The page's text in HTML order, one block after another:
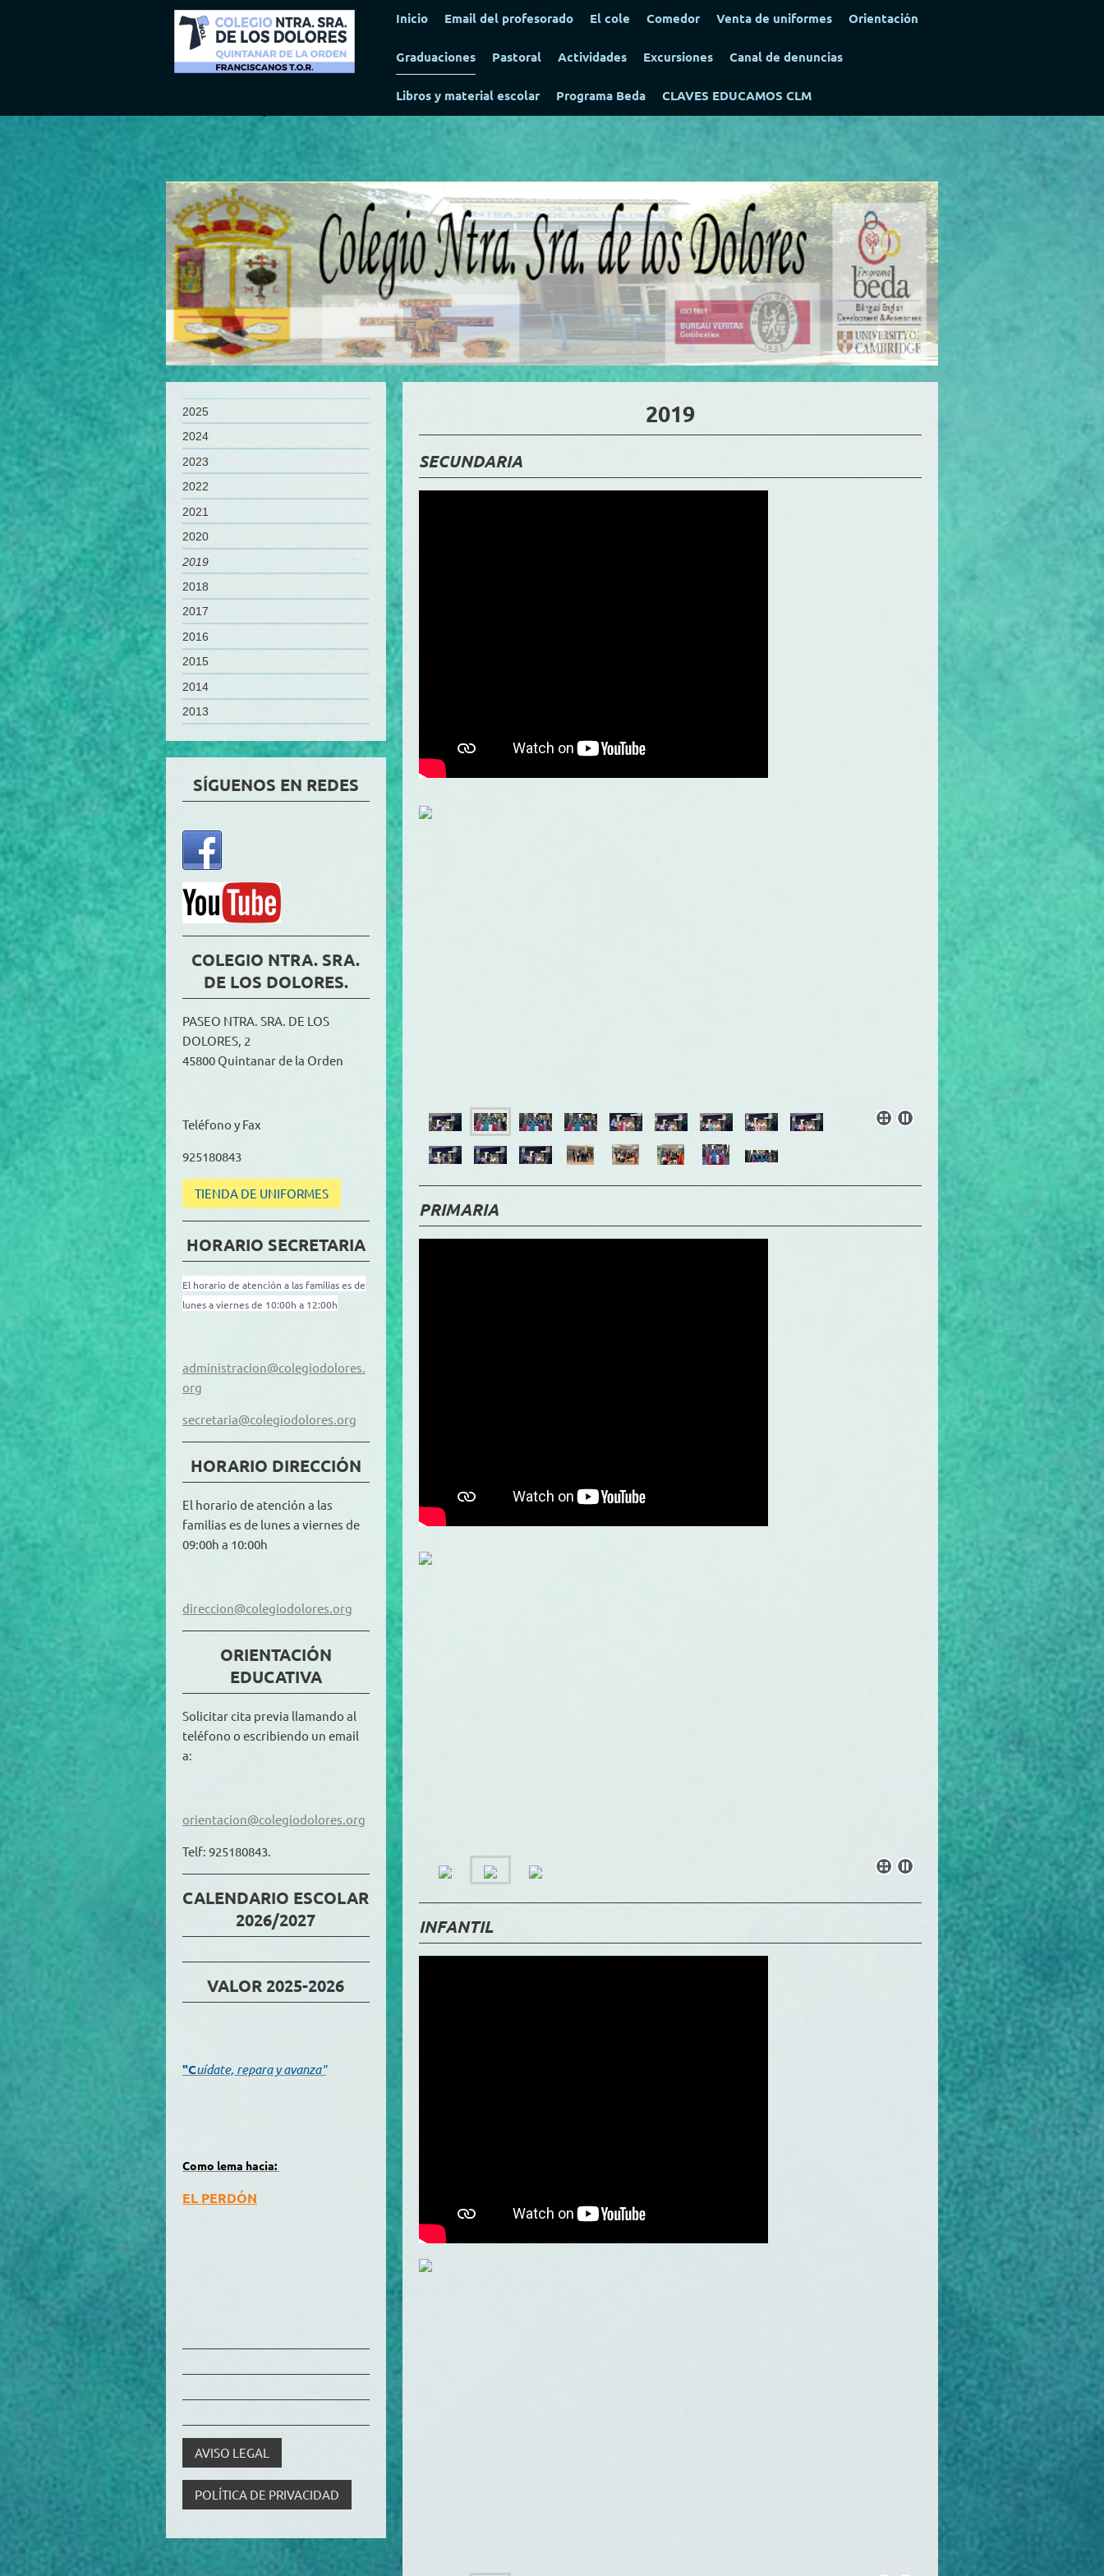
Inicio Email del profesorado El cole Comedor Venta de uniformes Orientación
Graduaciones Pastoral Actividades Excursiones Canal de denuncias
Libros y material escolar Programa Beda CLAVES EDUCAMOS CLM
2019
SECUNDARIA
PRIMARIA
INFANTIL
2025
2024
2023
2022
2021
2020
2019
2018
2017
2016
2015
2014
2013
SÍGUENOS EN REDES
COLEGIO NTRA. SRA.
DE LOS DOLORES.
PASEO NTRA. SRA. DE LOS
DOLORES, 2
45800 Quintanar de la Orden
Teléfono y Fax
925180843
TIENDA DE UNIFORMES
HORARIO SECRETARIA
El horario de atención a las familias es de
lunes a viernes de 10:00h a 12:00h
administracion@colegiodolores.
org
secretaria@colegiodolores.org
HORARIO DIRECCIÓN
El horario de atención a las
familias es de lunes a viernes de
09:00h a 10:00h
direccion@colegiodolores.org
ORIENTACIÓN
EDUCATIVA
Solicitar cita previa llamando al
teléfono o escribiendo un email
a:
orientacion@colegiodolores.org
Telf: 925180843.
CALENDARIO ESCOLAR
2026/2027
VALOR 2025-2026
"Cuídate, repara y avanza"
Como lema hacia:
EL PERDÓN
AVISO LEGAL
POLÍTICA DE PRIVACIDAD